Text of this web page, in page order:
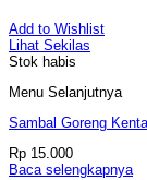
Add to Wishlist
Lihat Sekilas
Stok habis
Menu Selanjutnya
Sambal Goreng
Rp 15.000
Baca selengkapnya